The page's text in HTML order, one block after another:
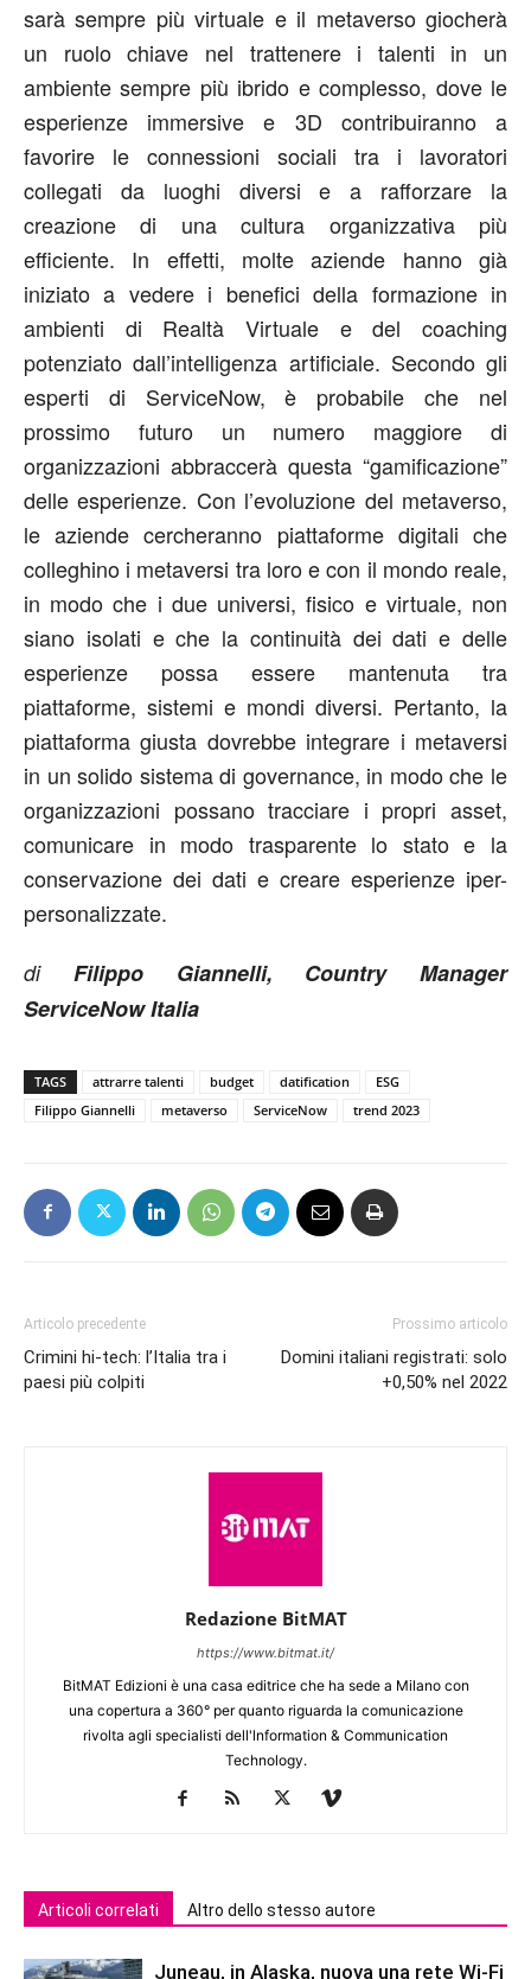
sarà sempre più virtuale e il metaverso giocherà
un ruolo chiave nel trattenere i talenti in un
ambiente sempre più ibrido e complesso, dove le
esperienze immersive e 3D contribuiranno a
favorire le connessioni sociali tra i lavoratori
collegati da luoghi diversi e a rafforzare la
creazione di una cultura organizzativa più
efficiente. In effetti, molte aziende hanno già
iniziato a vedere i benefici della formazione in
ambienti di Realtà Virtuale e del coaching
potenziato dall’intelligenza artificiale. Secondo gli
esperti di ServiceNow, è probabile che nel
prossimo futuro un numero maggiore di
organizzazioni abbraccerà questa “gamificazione”
delle esperienze. Con l’evoluzione del metaverso,
le aziende cercheranno piattaforme digitali che
colleghino i metaversi tra loro e con il mondo reale,
in modo che i due universi, fisico e virtuale, non
siano isolati e che la continuità dei dati e delle
esperienze possa essere mantenuta tra
piattaforme, sistemi e mondi diversi. Pertanto, la
piattaforma giusta dovrebbe integrare i metaversi
in un solido sistema di governance, in modo che le
organizzazioni possano tracciare i propri asset,
comunicare in modo trasparente lo stato e la
conservazione dei dati e creare esperienze iper-
personalizzate.
di Filippo Giannelli, Country Manager
ServiceNow Italia
TAGS attrarre talenti budget datification
ESG
Filippo Giannelli
metaverso ServiceNow trend 2023
Articolo precedente
Crimini hi-tech: l’Italia tra i
paesi più colpiti
Prossimo articolo
Domini italiani registrati: solo
+0,50% nel 2022
Redazione BitMAT
https://www.bitmat.it/
BitMAT Edizioni è una casa editrice che ha sede a Milano con
una copertura a 360° per quanto riguarda la comunicazione
rivolta agli specialisti dell'lnformation & Communication
Technology.
Articoli correlati Altro dello stesso autore
Juneau, in Alaska, nuova una rete Wi-Fi